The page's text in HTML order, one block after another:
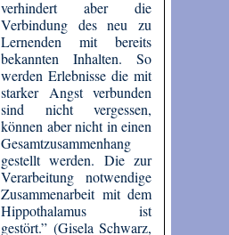
verhindert aber die
Verbindung des neu zu
Lernenden mit bereits
bekannten Inhalten. So
werden Erlebnisse die mit
starker Angst verbunden
sind nicht vergessen,
können aber nicht in einen
Gesamtzusammenhang
gestellt werden. Die zur
Verarbeitung notwendige
Zusammenarbeit mit dem
Hippothalamus ist
gestört.” (Gisela Schwarz,